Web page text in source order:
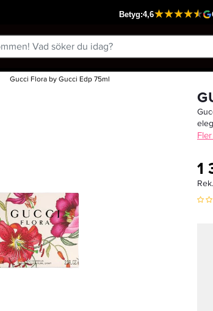
Gucci Flora by Gucci Edp 75ml
Passar din
1